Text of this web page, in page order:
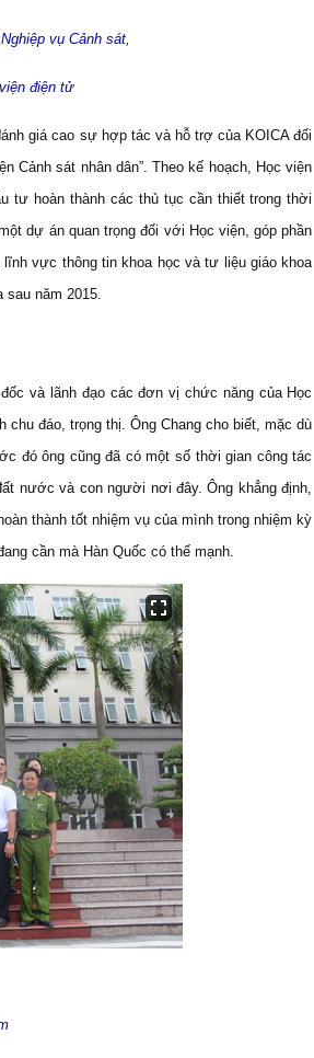
vụ Cảnh sát,
điện tử
giá cao sự hợp tác và hỗ trợ của KOICA đối
Cảnh sát nhân dân”. Theo kế hoạch, Học viện
tư hoàn thành các thủ tục cần thiết trong thời
dự án quan trọng đối với Học viện, góp phần
vực thông tin khoa học và tư liệu giáo khoa
năm 2015.
và lãnh đạo các đơn vị chức năng của Học
đáo, trọng thị. Ông Chang cho biết, mặc dù
đó ông cũng đã có một số thời gian công tác
nước và con người nơi đây. Ông khẳng định,
thành tốt nhiệm vụ của mình trong nhiệm kỳ
cần mà Hàn Quốc có thế mạnh.